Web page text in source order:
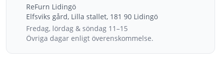
ReFurn Lidingö
Elfsviks gård, Lilla stallet, 181 90 Lidingö
Fredag, lördag & söndag 11–15
Övriga dagar enligt överenskommelse.